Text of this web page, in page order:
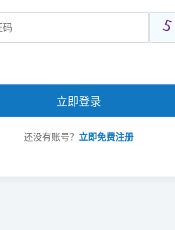
立即登录
还没有账号？ 立即免费注册